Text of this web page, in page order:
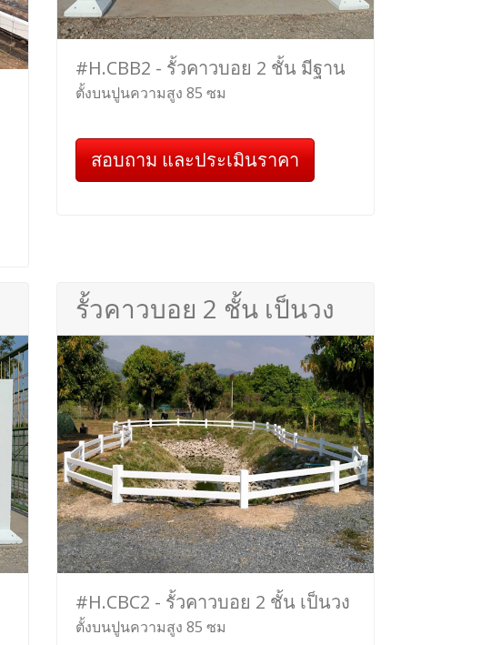
#H.CBB2 - รั้วคาวบอย 2 ชั้น มีฐาน
ตั้งบนปูนความสูง 85 ซม
สอบถาม และประเมินราคา
รั้วคาวบอย 2 ชั้น เป็นวง
#H.CBC2 - รั้วคาวบอย 2 ชั้น เป็นวง
ตั้งบนปูนความสูง 85 ซม